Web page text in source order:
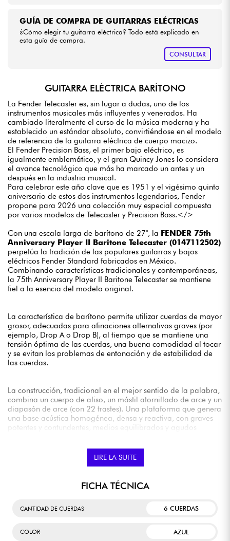
GUÍA DE COMPRA DE GUITARRAS ELÉCTRICAS
¿Cómo elegir tu guitarra eléctrica? Todo está explicado en
esta guía de compra.
CONSULTAR
GUITARRA ELÉCTRICA BARÍTONO
La Fender Telecaster es, sin lugar a dudas, uno de los
instrumentos musicales más influyentes y venerados. Ha
cambiado literalmente el curso de la música moderna y ha
establecido un estándar absoluto, convirtiéndose en el modelo
de referencia de la guitarra eléctrica de cuerpo macizo.
El Fender Precision Bass, el primer bajo eléctrico, es
igualmente emblemático, y el gran Quincy Jones lo considera
el avance tecnológico que más ha marcado un antes y un
después en la industria musical.
Para celebrar este año clave que es 1951 y el vigésimo quinto
aniversario de estos dos instrumentos legendarios, Fender
propone para 2026 una colección muy especial compuesta
por varios modelos de Telecaster y Precision Bass.</>
Con una escala larga de barítono de 27", la FENDER 75th
Anniversary Player II Baritone Telecaster (0147112502)
perpetúa la tradición de las populares guitarras y bajos
eléctricos Fender Standard fabricados en México.
Combinando características tradicionales y contemporáneas,
la 75th Anniversary Player II Baritone Telecaster se mantiene
fiel a la esencia del modelo original.
La característica de barítono permite utilizar cuerdas de mayor
grosor, adecuadas para afinaciones alternativas graves (por
ejemplo, Drop A o Drop B), al tiempo que se mantiene una
tensión óptima de las cuerdas, una buena comodidad al tocar
y se evitan los problemas de entonación y de estabilidad de
las cuerdas.
La construcción, tradicional en el mejor sentido de la palabra,
combina un cuerpo de aliso, un mástil atornillado de arce y un
diapasón de arce (con 22 trastes). Una plataforma que genera
una base acústica homogénea, densa y reactiva, con graves
potentes y contundentes, medios equilibrados y agudos
agradable (perfil del mástil «Modern C», radio de 9,5", trastes
medium-jumbo, anchura del mástil en la cejuela de 42,8 mm).
Las pastillas de bobina simple Fender Player Series Alnico V
detallados, medios musicales, agudos brillantes, un volumen
LIRE LA SUITE
FICHA TÉCNICA
CANTIDAD DE CUERDAS 6 CUERDAS
COLOR AZUL